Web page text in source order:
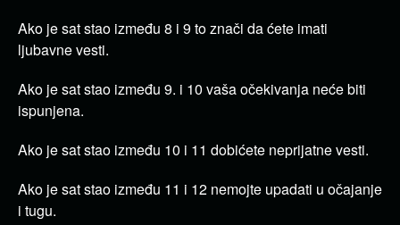
Ako je sat stao između 8 i 9 to znači da ćete imati
ljubavne vesti.
Ako je sat stao između 9. i 10 vaša očekivanja neće biti
ispunjena.
Ako je sat stao između 10 i 11 dobićete neprijatne vesti.
Ako je sat stao između 11 i 12 nemojte upadati u očajanje
i tugu.